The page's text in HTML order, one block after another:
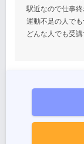
駅近なので仕事
運動不足の人で
どんな人でも受